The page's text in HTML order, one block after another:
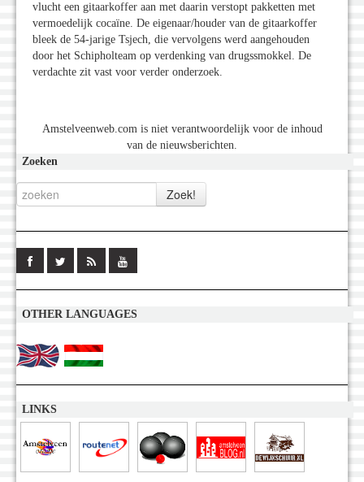
vlucht een gitaarkoffer aan met daarin verstopt pakketten met
vermoedelijk cocaïne. De eigenaar/houder van de gitaarkoffer
bleek de 54-jarige Tsjech, die vervolgens werd aangehouden
door het Schipholteam op verdenking van drugssmokkel. De
verdachte zit vast voor verder onderzoek.
Amstelveenweb.com is niet verantwoordelijk voor de inhoud
van de nieuwsberichten.
Zoeken
OTHER LANGUAGES
LINKS